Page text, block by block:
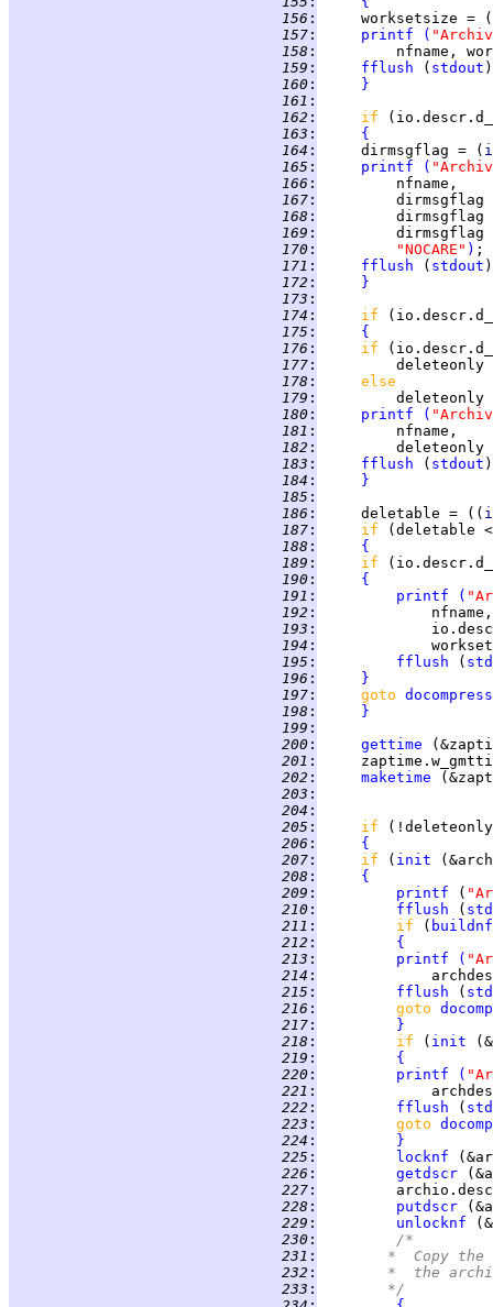
156 :
     worksetsize = (
157 : printf (
158 :
nfname,
159 : fflush ( stdout
160 :
}
161 :
162 : if
163 :
{
164 :
     dirmsgflag = (
165 : printf (
166 :
167 :
168 :
169 :
170 : "NOCARE" )
171 : fflush ( stdout
172 :
}
173 :
174 : if
175 :
{
176 : if
177 :
178 :
else
179 :
180 : printf (
181 :
182 :
183 : fflush ( stdout
184 :
}
185 :
186 :
     deletable = ((
187 : if
(deletable
188 :
{
189 : if
190 :
{
191 : printf (
192 :
193 :
194 :
195 : fflush (
196 :
}
197 : goto docompress
198 :
}
199 :
200 : gettime
201 :
202 : maketime
203 :
204 :
205 :
if
206 :
{
207 : if ( init
208 :
{
209 : printf (
210 : fflush (
211 : if ( buildnf
212 :
{
213 : printf (
214 :
215 : fflush (
216 : goto
217 :
}
218 : if ( init
219 :
{
220 : printf (
221 :
222 : fflush (
223 : goto
224 :
}
225 : locknf
226 :
getdscr
227 :
228 :
putdscr
229 : unlocknf
230 :
/*
231 :
*
232 :
*	the
233 :
	     */